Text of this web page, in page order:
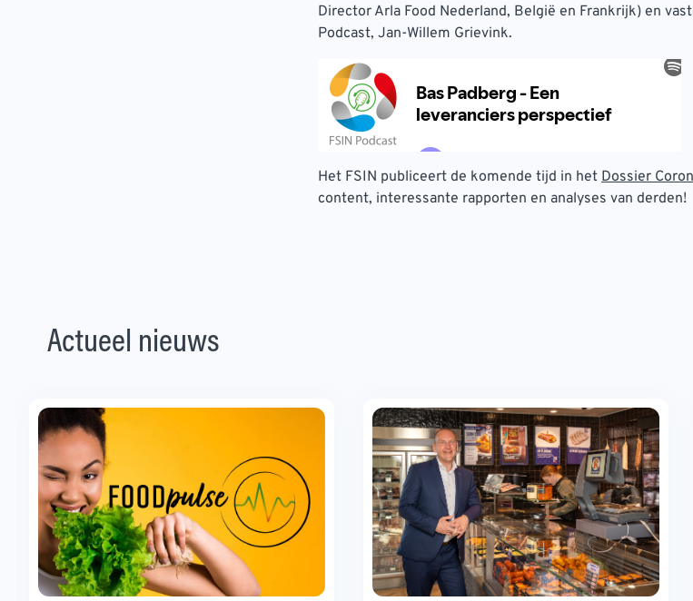
Director Arla Food Nederland, België en Frankrijk) en
Podcast, Jan-Willem Grievink.
Het FSIN publiceert de komende tijd in het Dossier
content, interessante rapporten en analyses van derden!
Actueel nieuws